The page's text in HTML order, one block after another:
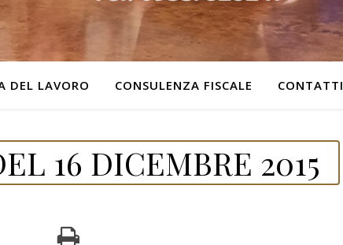
DEL LAVORO CONSULENZA FISCALE CONTATTI
16 DICEMBRE 2015